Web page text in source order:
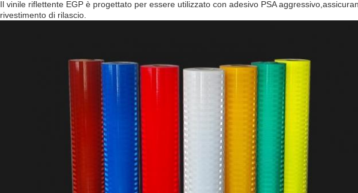
Il vinile riflettente EGP è progettato per essere utilizzato con adesivo PSA
rivestimento di rilascio.